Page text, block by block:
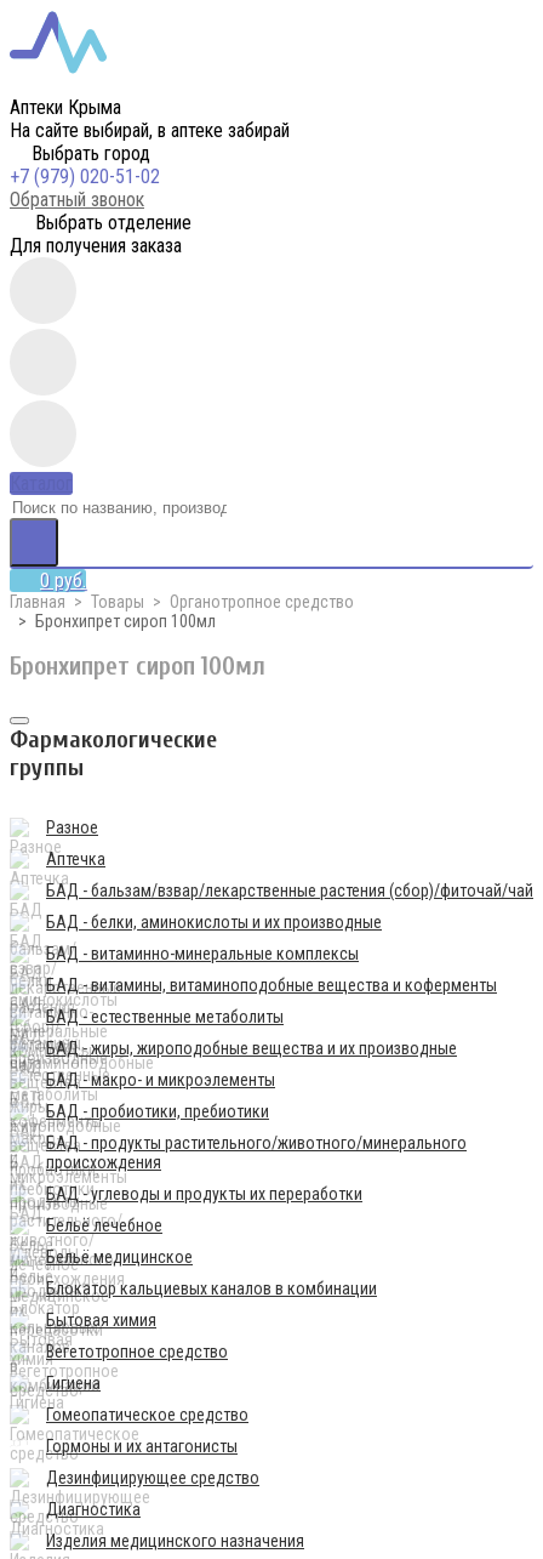
Аптеки Крыма
На сайте выбирай, в аптеке забирай
Выбрать город
+7 (979) 020-51-02
Обратный звонок
Выбрать отделение
Для получения заказа
0 руб.
Главная Товары
Органотропное средство
Бронхипрет сироп 100мл
Бронхипрет сироп 100мл
Фармакологические
группы
Разное
Аптечка
БАД - бальзам/взвар/лекарственные растения (сбор)/фиточай/чай
БАД - белки, аминокислоты и их производные
БАД - витаминно-минеральные комплексы
БАД - витамины, витаминоподобные вещества и коферменты
БАД - естественные метаболиты
БАД - жиры, жироподобные вещества и их производные
БАД - макро- и микроэлементы
БАД - пробиотики, пребиотики
БАД - продукты растительного/животного/минерального
происхождения
БАД - углеводы и продукты их переработки
Бельё лечебное
Бельё медицинское
Блокатор кальциевых каналов в комбинации
Бытовая химия
Вегетотропное средство
Гигиена
Гомеопатическое средство
Гормоны и их антагонисты
Дезинфицирующее средство
Диагностика
Изделия медицинского назначения